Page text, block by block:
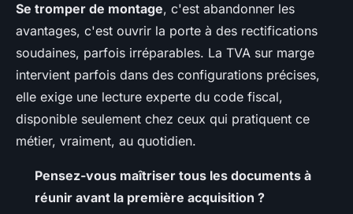
Se tromper de montage, c'est abandonner les
avantages, c'est ouvrir la porte à des rectifications
soudaines, parfois irréparables. La TVA sur marge
intervient parfois dans des configurations précises,
elle exige une lecture experte du code fiscal,
disponible seulement chez ceux qui pratiquent ce
métier, vraiment, au quotidien.
Pensez-vous maîtriser tous les documents à
réunir avant la première acquisition ?